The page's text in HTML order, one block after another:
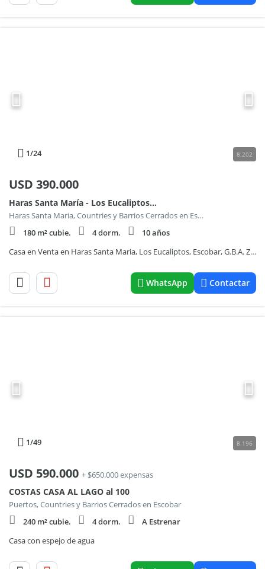
1/24 8.202
USD 390.000
Haras Santa María - Los Eucaliptos 700
Haras Santa Maria, Countries y Barrios Cerrados en Escobar
180 m² cubie.
4 dorm.
10 años
Casa en Venta en Haras Santa Maria, Los Eucaliptos, Escobar, G.B.A. Zona Norte
WhatsApp Contactar
1/49 8.196
USD 590.000 + $650.000 expensas
COSTAS CASA AL LAGO al 100
Puertos, Countries y Barrios Cerrados en Escobar
240 m² cubie.
4 dorm.
A Estrenar
Casa con espejo de agua